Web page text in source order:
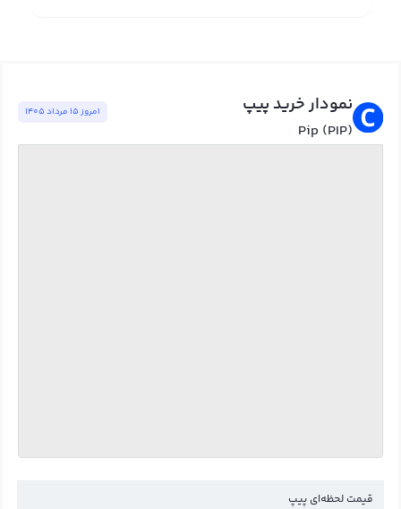
نمودار خرید پیپ
Pip (PIP)
امروز ١٥ مرداد ١٤٠٥
قیمت لحظه‌ای پیپ